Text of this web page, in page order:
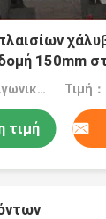
150mm
MOQ：100 τετραγωνικά μέτρα Τιμή
τιμή